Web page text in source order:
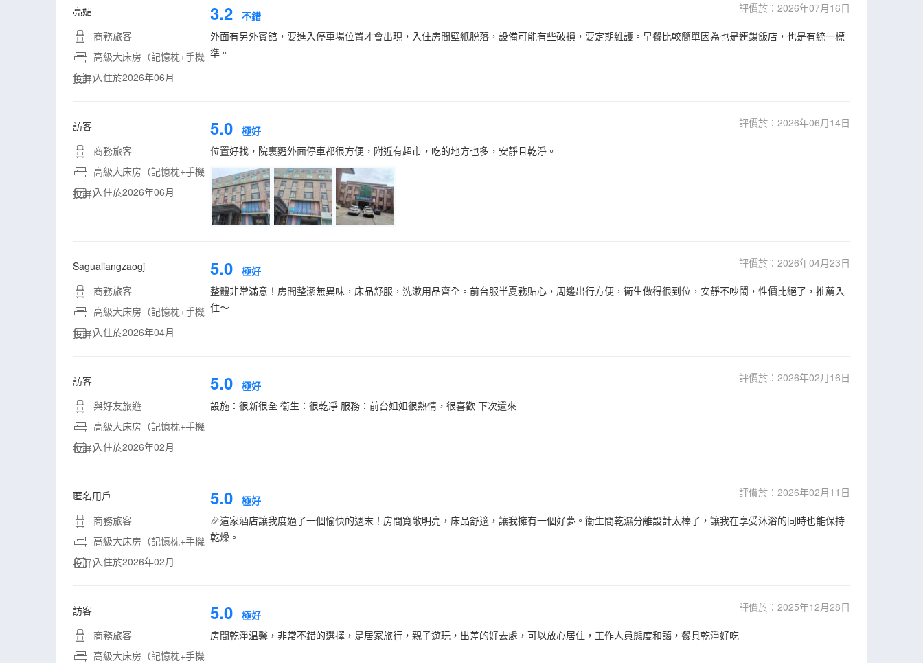
亮媚
商務旅客
高級大床房（記憶枕+手機
投屏）入住於2026年06月
3.2 不錯
評價於：2026年07月16日
外面有另外賓館，要進入停車場位置才會出現，入住房間壁紙脱落，設備可能有些破損，要定期維護。早餐比較簡單因為也是連鎖飯店，也是有統一標
準。
訪客
商務旅客
高級大床房（記憶枕+手機
投屏）入住於2026年06月
5.0 極好
評價於：2026年06月14日
位置好找，院裏麪外面停車都很方便，附近有超市，吃的地方也多，安靜且乾淨。
Sagualiangzaogj
商務旅客
高級大床房（記憶枕+手機
投屏）入住於2026年04月
5.0 極好
評價於：2026年04月23日
整體非常滿意！房間整潔無異味，床品舒服，洗漱用品齊全。前台服半夏務貼心，周邊出行方便，衞生做得很到位，安靜不吵鬧，性價比絕了，推薦入
住～
訪客
與好友旅遊
高級大床房（記憶枕+手機
投屏）入住於2026年02月
5.0 極好
評價於：2026年02月16日
設施：很新很全 衞生：很乾凈 服務：前台姐姐很熱情，很喜歡 下次還來
匿名用戶
商務旅客
高級大床房（記憶枕+手機
投屏）入住於2026年02月
5.0 極好
評價於：2026年02月11日
🎉這家酒店讓我度過了一個愉快的週末！房間寬敞明亮，床品舒適，讓我擁有一個好夢。衞生間乾濕分離設計太棒了，讓我在享受沐浴的同時也能保持
乾燥。
訪客
商務旅客
高級大床房（記憶枕+手機
5.0 極好
評價於：2025年12月28日
房間乾淨温馨，非常不錯的選擇，是居家旅行，親子遊玩，出差的好去處，可以放心居住，工作人員態度和藹，餐具乾淨好吃